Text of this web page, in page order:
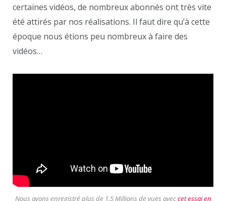
certaines vidéos, de nombreux abonnés ont très vite
été attirés par nos réalisations. Il faut dire qu’à cette
époque nous étions peu nombreux à faire des
vidéos…
Nous avons enregistré plus de 1.5 Millions de vues aveccet essai en